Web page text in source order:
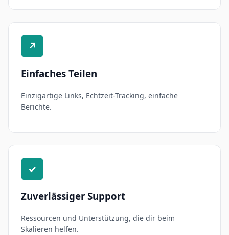
↗
Einfaches Teilen
Einzigartige Links, Echtzeit-Tracking, einfache
Berichte.
✓
Zuverlässiger Support
Ressourcen und Unterstützung, die dir beim
Skalieren helfen.